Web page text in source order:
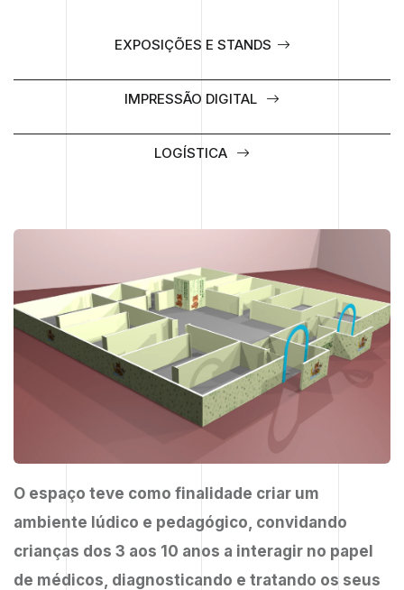
EXPOSIÇÕES E STANDS
IMPRESSÃO DIGITAL
LOGÍSTICA
O espaço teve como finalidade criar um
ambiente lúdico e pedagógico, convidando
crianças dos 3 aos 10 anos a interagir no papel
de médicos, diagnosticando e tratando os seus